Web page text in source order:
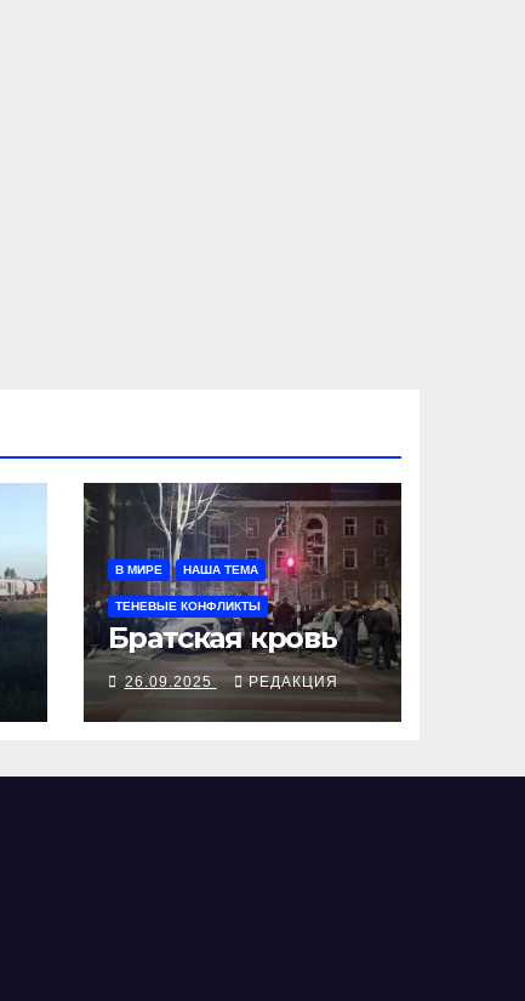
В МИРЕ НАША ТЕМА
ТЕНЕВЫЕ КОНФЛИКТЫ
Братская кровь
26.09.2025 РЕДАКЦИЯ